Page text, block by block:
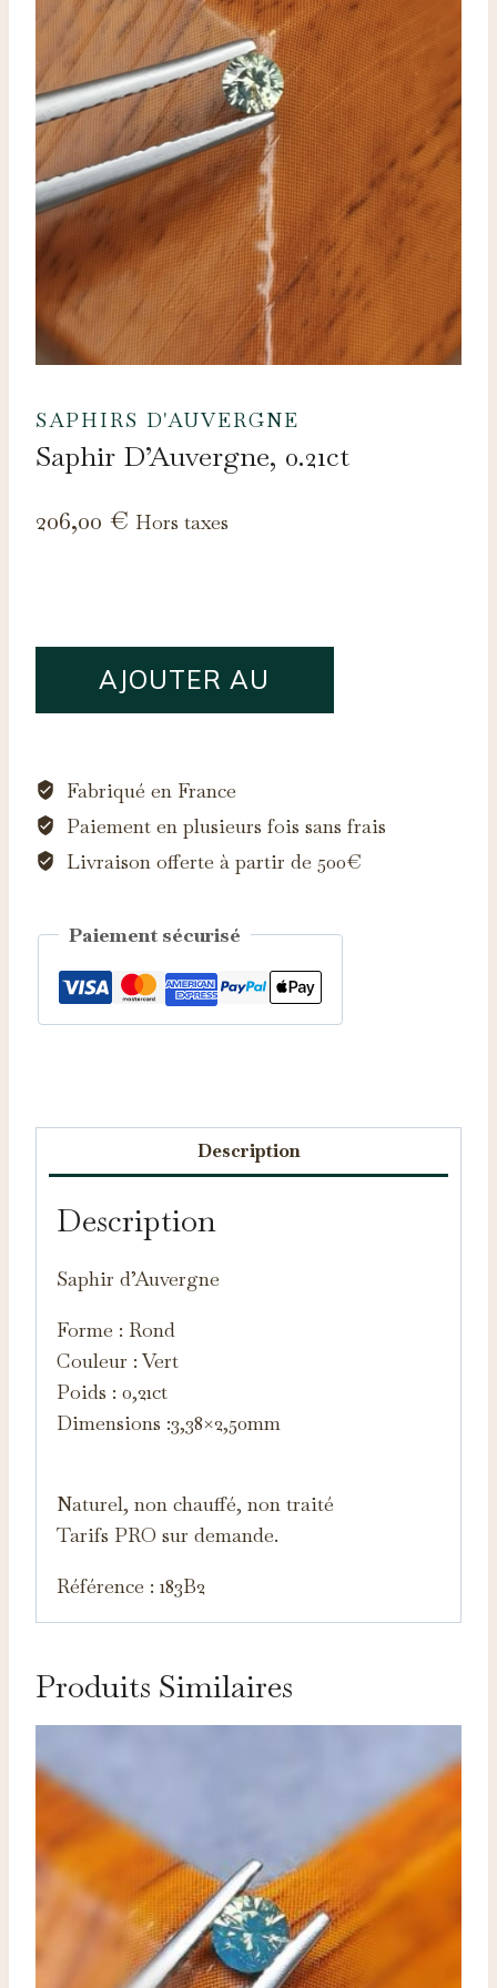
SAPHIRS D'AUVERGNE
Saphir D’Auvergne, 0.21ct
206,00 € Hors taxes
0.21ct
AJOUTER AU
Fabriqué en France
Paiement en plusieurs fois sans frais
Livraison offerte à partir de 500€
Paiement sécurisé
Description
Description
Saphir d’Auvergne
Forme : Rond
Couleur : Vert
Poids : 0,21ct
Dimensions :3,38×2,50mm
Naturel, non chauffé, non traité
Tarifs PRO sur demande.
Référence : 183B2
Produits Similaires